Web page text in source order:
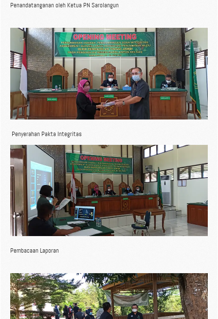
Penandatanganan oleh Ketua PN Sarolangun
Penyerahan Pakta Integritas
Pembacaan Laporan